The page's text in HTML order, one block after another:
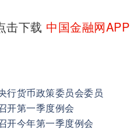
击下载 中国金融网APP
行货币政策委员会委员
开第一季度例会
开今年第一季度例会